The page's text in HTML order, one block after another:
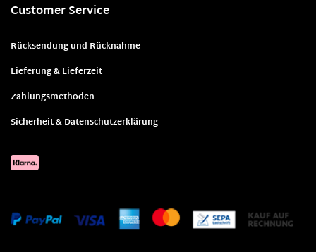
Customer Service
Rücksendung und Rücknahme
Lieferung & Lieferzeit
Zahlungsmethoden
Sicherheit & Datenschutzerklärung